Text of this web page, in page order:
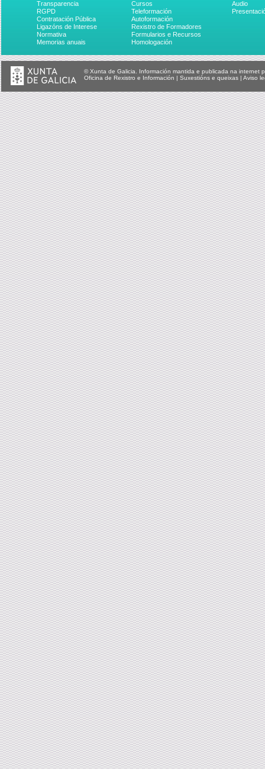
Transparencia
RGPD
Contratación Pública
Ligazóns de Interese
Normativa
Memorias anuais
Cursos
Teleformación
Autoformación
Rexistro de Formadores
Formularios e Recursos
Homologación
Audio
© Xunta de Galicia. Información mantida e publicada na internet
Oficina de Rexistro e Información | Suxestións e queixas | Aviso